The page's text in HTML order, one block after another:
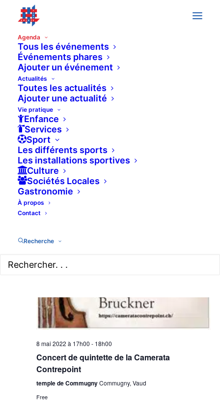
Agenda
Tous les événements
Événements phares
Ajouter un événement
Actualités
Toutes les actualités
Ajouter une actualité
Vie pratique
Enfance
Services
Sport
Les différents sports
Les installations sportives
Culture
Sociétés Locales
Gastronomie
À propos
Contact
Recherche
mai 2022
DIM
8
8 mai 2022 à 17h00 - 18h00
Concert de quintette de la Camerata
Contrepoint
temple de CommugnyCommugny, Vaud
Free